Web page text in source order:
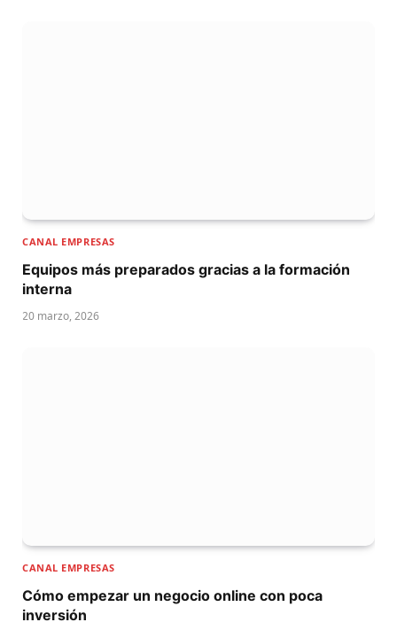
CANAL EMPRESAS
Equipos más preparados gracias a la formación
interna
20 marzo, 2026
CANAL EMPRESAS
Cómo empezar un negocio online con poca
inversión